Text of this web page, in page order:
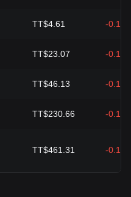
TT$4.61 -
TT$23.07 -
TT$46.13 -
TT$230.66 -
TT$461.31 -